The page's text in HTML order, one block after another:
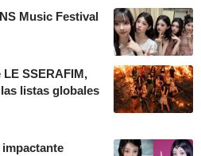
Music Festival
LE SSERAFIM,
las listas globales
impactante